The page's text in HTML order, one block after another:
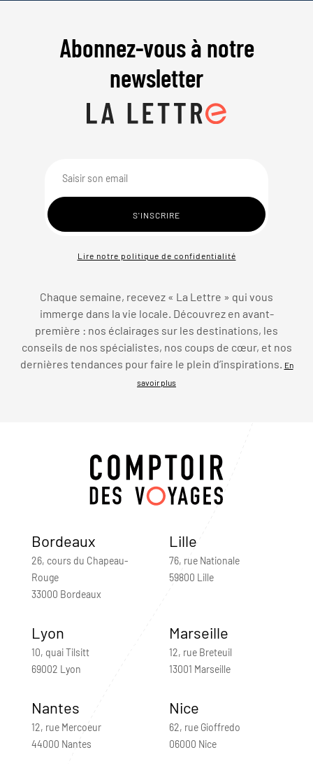
Abonnez-vous à notre
newsletter
Lire notre politique de confidentialité
Chaque semaine, recevez « La Lettre » qui vous
immerge dans la vie locale. Découvrez en avant-
première : nos éclairages sur les destinations, les
conseils de nos spécialistes, nos coups de cœur, et nos
dernières tendances pour faire le plein d’inspirations.
En
savoir plus
Bordeaux
26, cours du Chapeau-
Rouge
33000 Bordeaux
Lille
76, rue Nationale
59800 Lille
Lyon
10, quai Tilsitt
69002 Lyon
Marseille
12, rue Breteuil
13001 Marseille
Nantes
12, rue Mercoeur
44000 Nantes
Nice
62, rue Gioffredo
06000 Nice